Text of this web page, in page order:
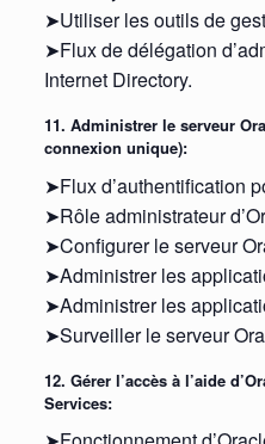
➤Utiliser les outils de
➤Flux de délégation
Internet Directory.
11. Administrer le serveur
connexion unique):
➤Flux d’authentification
➤Rôle administrateur
➤Configurer le serveur
➤Administrer les
➤Administrer les
➤Surveiller le serveur
12. Gérer l’accès à l’aide
Services: